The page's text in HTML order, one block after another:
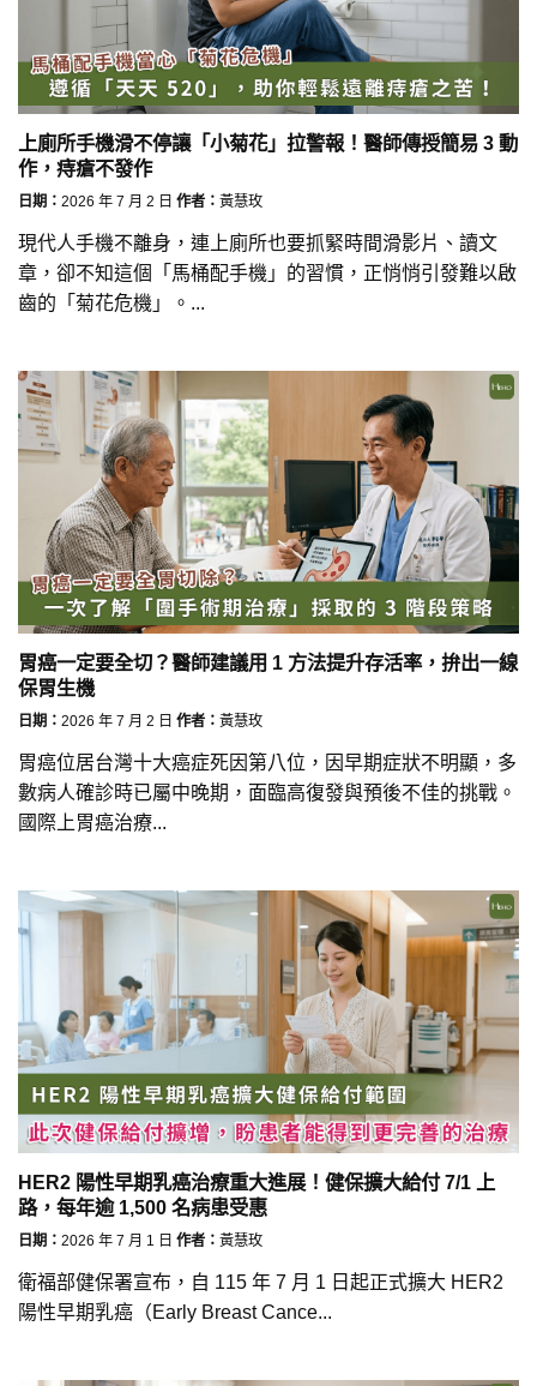
上廁所手機滑不停讓「小菊花」拉警報！醫師傳授簡易 3 動
作，痔瘡不發作
日期： 2026 年 7 月 2 日 作者： 黃慧玫
現代人手機不離身，連上廁所也要抓緊時間滑影片、讀文
章，卻不知這個「馬桶配手機」的習慣，正悄悄引發難以啟
齒的「菊花危機」。...
胃癌一定要全切？醫師建議用 1 方法提升存活率，拚出一線
保胃生機
日期： 2026 年 7 月 2 日 作者： 黃慧玫
胃癌位居台灣十大癌症死因第八位，因早期症狀不明顯，多
數病人確診時已屬中晚期，面臨高復發與預後不佳的挑戰。
國際上胃癌治療...
HER2 陽性早期乳癌治療重大進展！健保擴大給付 7/1 上
路，每年逾 1,500 名病患受惠
日期： 2026 年 7 月 1 日 作者： 黃慧玫
衛福部健保署宣布，自 115 年 7 月 1 日起正式擴大 HER2
陽性早期乳癌（Early Breast Cance...